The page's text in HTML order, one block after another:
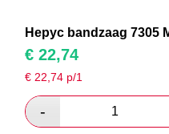
Hepyc bandzaag 7305
€ 22,74
€22,74 p/1